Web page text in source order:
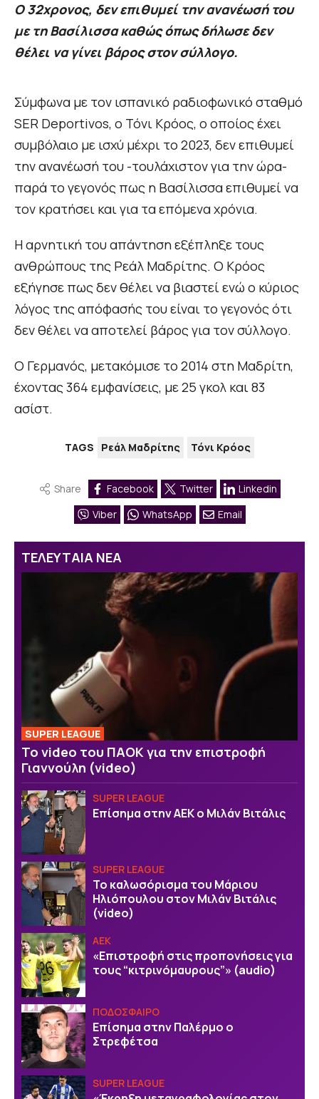
Ο 32χρονος, δεν επιθυμεί την ανανέωσή του
με τη Βασίλισσα καθώς όπως δήλωσε δεν
θέλει να γίνει βάρος στον σύλλογο.
Σύμφωνα με τον ισπανικό ραδιοφωνικό σταθμό
SER Deportivos, ο Τόνι Κρόος, ο οποίος έχει
συμβόλαιο με ισχύ μέχρι το 2023, δεν επιθυμεί
την ανανέωσή του -τουλάχιστον για την ώρα-
παρά το γεγονός πως η Βασίλισσα επιθυμεί να
τον κρατήσει και για τα επόμενα χρόνια.
Η αρνητική του απάντηση εξέπληξε τους
ανθρώπους της Ρεάλ Μαδρίτης. Ο Κρόος
εξήγησε πως δεν θέλει να βιαστεί ενώ ο κύριος
λόγος της απόφασής του είναι το γεγονός ότι
δεν θέλει να αποτελεί βάρος για τον σύλλογο.
Ο Γερμανός, μετακόμισε το 2014 στη Μαδρίτη,
έχοντας 364 εμφανίσεις, με 25 γκολ και 83
ασίστ.
TAGS Ρεάλ Μαδρίτης Τόνι Κρόος
Share Facebook Twitter
Linkedin
Viber
WhatsApp Email
ΤΕΛΕΥΤΑΙΑ ΝΕΑ
SUPER LEAGUE
Το video του ΠΑΟΚ για την επιστροφή
Γιαννούλη (video)
SUPER LEAGUE
Επίσημα στην ΑΕΚ ο Μιλάν Βιτάλις
SUPER LEAGUE
Το καλωσόρισμα του Μάριου
Ηλιόπουλου στον Μιλάν Βιτάλις
(video)
ΑΕΚ
«Επιστροφή στις προπονήσεις για
τους “κιτρινόμαυρους”» (audio)
ΠΟΔΟΣΦΑΙΡΟ
Επίσημα στην Παλέρμο ο
Στρεφέτσα
SUPER LEAGUE